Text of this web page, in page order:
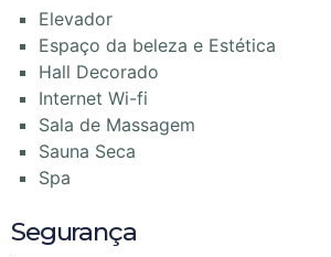
Elevador
Espaço da beleza e Estética
Hall Decorado
Internet Wi-fi
Sala de Massagem
Sauna Seca
Spa
Segurança